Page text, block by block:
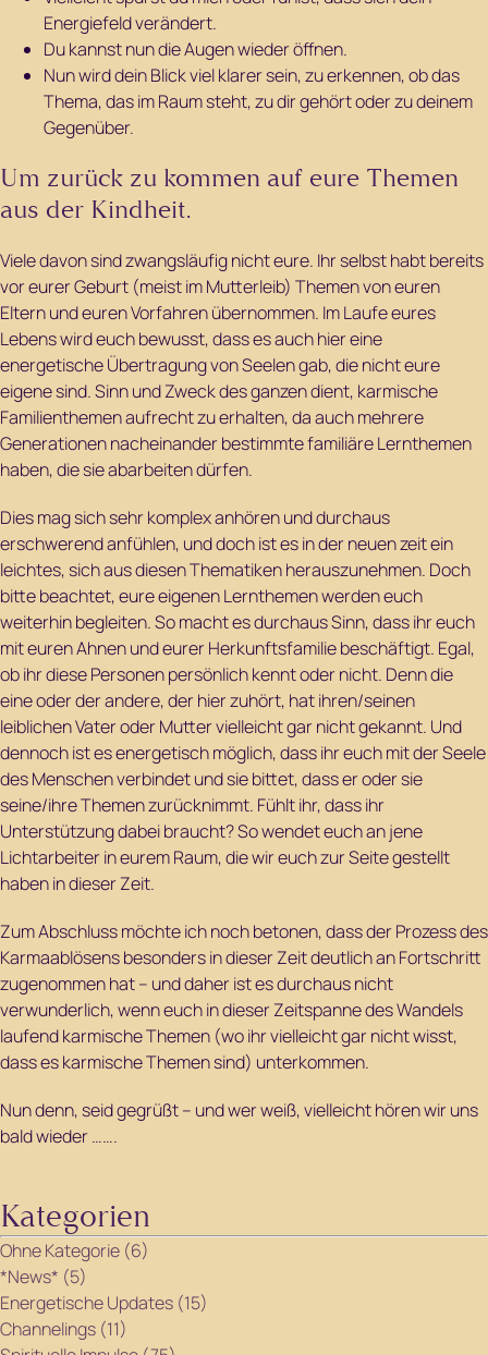
Energiefeld verändert.
Du kannst nun die Augen wieder öffnen.
Nun wird dein Blick viel klarer sein, zu erkennen, ob das
Thema, das im Raum steht, zu dir gehört oder zu deinem
Gegenüber.
Um zurück zu kommen auf eure Themen
aus der Kindheit.
Viele davon sind zwangsläufig nicht eure. Ihr selbst habt bereits
vor eurer Geburt (meist im Mutterleib) Themen von euren
Eltern und euren Vorfahren übernommen. Im Laufe eures
Lebens wird euch bewusst, dass es auch hier eine
energetische Übertragung von Seelen gab, die nicht eure
eigene sind. Sinn und Zweck des ganzen dient, karmische
Familienthemen aufrecht zu erhalten, da auch mehrere
Generationen nacheinander bestimmte familiäre Lernthemen
haben, die sie abarbeiten dürfen.
Dies mag sich sehr komplex anhören und durchaus
erschwerend anfühlen, und doch ist es in der neuen zeit ein
leichtes, sich aus diesen Thematiken herauszunehmen. Doch
bitte beachtet, eure eigenen Lernthemen werden euch
weiterhin begleiten. So macht es durchaus Sinn, dass ihr euch
mit euren Ahnen und eurer Herkunftsfamilie beschäftigt. Egal,
ob ihr diese Personen persönlich kennt oder nicht. Denn die
eine oder der andere, der hier zuhört, hat ihren/seinen
leiblichen Vater oder Mutter vielleicht gar nicht gekannt. Und
dennoch ist es energetisch möglich, dass ihr euch mit der Seele
des Menschen verbindet und sie bittet, dass er oder sie
seine/ihre Themen zurücknimmt. Fühlt ihr, dass ihr
Unterstützung dabei braucht? So wendet euch an jene
Lichtarbeiter in eurem Raum, die wir euch zur Seite gestellt
haben in dieser Zeit.
Zum Abschluss möchte ich noch betonen, dass der Prozess des
Karmaablösens besonders in dieser Zeit deutlich an Fortschritt
zugenommen hat – und daher ist es durchaus nicht
verwunderlich, wenn euch in dieser Zeitspanne des Wandels
laufend karmische Themen (wo ihr vielleicht gar nicht wisst,
dass es karmische Themen sind) unterkommen.
Nun denn, seid gegrüßt – und wer weiß, vielleicht hören wir uns
bald wieder …….
Kategorien
Ohne Kategorie (6)
*News* (5)
Energetische Updates (15)
Channelings (11)